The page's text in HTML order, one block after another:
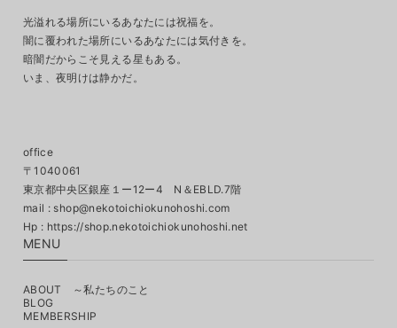
光溢れる場所にいるあなたには祝福を。
闇に覆われた場所にいるあなたには気付きを。
暗闇だからこそ見える星もある。
いま、夜明けは静かだ。
office
〒1040061
東京都中央区銀座１ー12ー4 N＆EBLD.7階
mail : shop@nekotoichiokunohoshi.com
MENU
ABOUT ～私たちのこと
BLOG
MEMBERSHIP